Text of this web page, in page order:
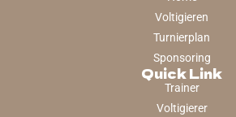
Voltigieren
Turnierplan
Sponsoring
Quick Link
Trainer
Voltigierer